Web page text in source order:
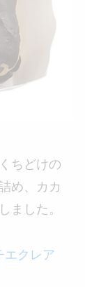
ちどけの
め、カカ
ました。
エクレア